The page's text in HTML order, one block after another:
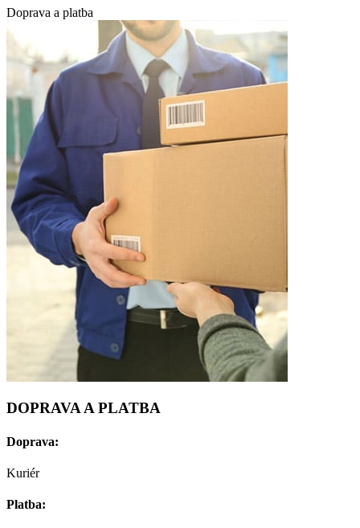
Doprava a platba
DOPRAVA A PLATBA
Doprava:
Kuriér
Platba: